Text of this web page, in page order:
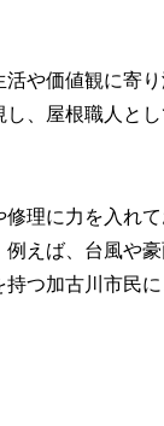
や価値観に寄
、屋根職人と
理に力を入れ
えば、台風や
つ加古川市民